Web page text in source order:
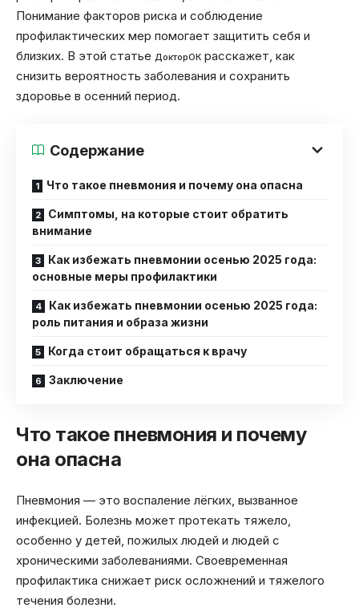
Понимание факторов риска и соблюдение
профилактических мер помогает защитить себя и
близких. В этой статье ДокторОК расскажет, как
снизить вероятность заболевания и сохранить
здоровье в осенний период.
Содержание
Что такое пневмония и почему она опасна
Симптомы, на которые стоит обратить
внимание
Как избежать пневмонии осенью 2025 года:
основные меры профилактики
Как избежать пневмонии осенью 2025 года:
роль питания и образа жизни
Когда стоит обращаться к врачу
Заключение
Что такое пневмония и почему
она опасна
Пневмония — это воспаление лёгких, вызванное
инфекцией. Болезнь может протекать тяжело,
особенно у детей, пожилых людей и людей с
хроническими заболеваниями. Своевременная
профилактика снижает риск осложнений и тяжелого
течения болезни.